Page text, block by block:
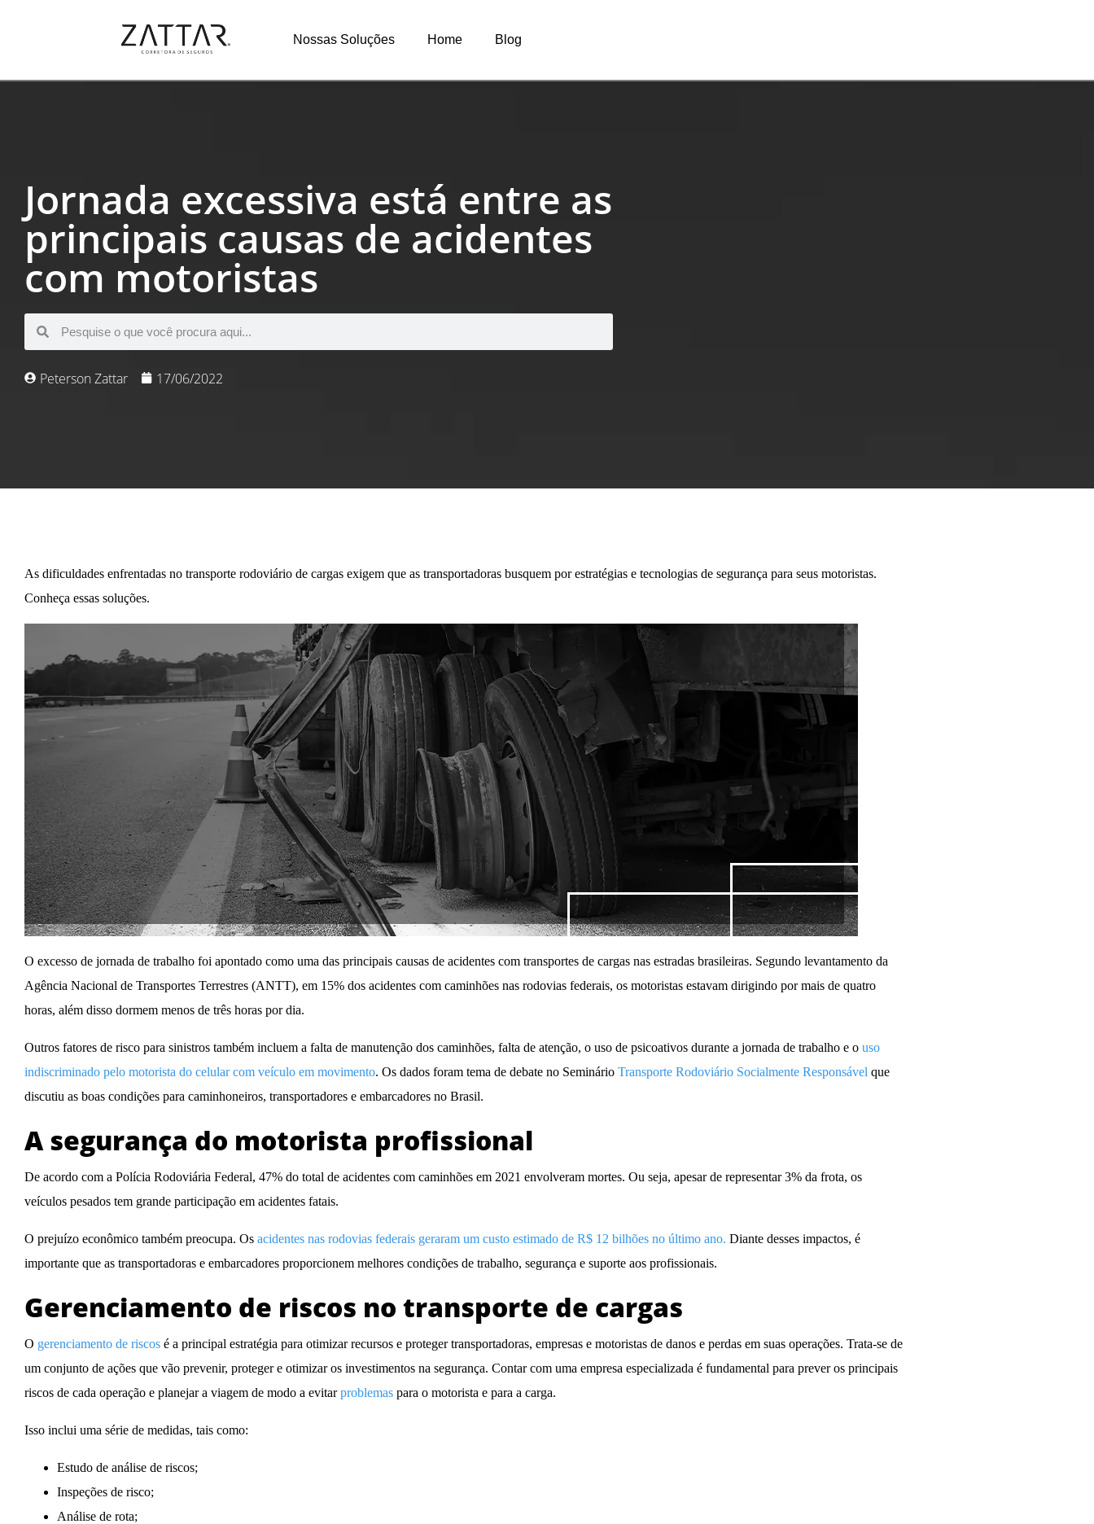
Nossas Soluções Home Blog
Jornada excessiva está entre as
principais causas de acidentes
com motoristas
Peterson Zattar 17/06/2022
As dificuldades enfrentadas no transporte rodoviário de cargas exigem que as transportadoras busquem porestratégias e tecnologias de segurança para seus motoristas.
Conheça essas soluções.
O excesso de jornada de trabalho foi apontado como uma das principais causas de acidentes com transportes de cargas nas estradas brasileiras. Segundo levantamento da
Agência Nacional de Transportes Terrestres (ANTT), em 15% dos acidentes com caminhões nas rodovias federais, os motoristas estavam dirigindo por mais de quatro
horas, além disso dormem menos de três horas por dia.
Outros fatores de risco para sinistros também incluem a falta de manutenção dos caminhões, falta de atenção, o uso de psicoativos durante a jornada de trabalho e o uso
indiscriminado pelo motorista do celular com veículo em movimento. Os dados foram tema de debate no Seminário Transporte Rodoviário Socialmente Responsável que
discutiu as boas condições para caminhoneiros, transportadores e embarcadores no Brasil.
A segurança do motorista profissional
De acordo com a Polícia Rodoviária Federal, 47% do total de acidentes com caminhões em 2021 envolveram mortes. Ou seja, apesar de representar 3% da frota, os
veículos pesados tem grande participação em acidentes fatais.
O prejuízo econômico também preocupa. Os acidentes nas rodovias federais geraram um custo estimado de R$ 12 bilhões no último ano. Diante desses impactos, é
importante que as transportadoras e embarcadores proporcionem melhores condições de trabalho, segurança e suporte aos profissionais.
Gerenciamento de riscos no transporte de cargas
O gerenciamento de riscos é a principal estratégia para otimizar recursos e proteger transportadoras, empresas e motoristas de danos e perdas em suas operações. Trata-se de
um conjunto de ações que vão prevenir, proteger e otimizar os investimentos na segurança. Contar com uma empresa especializada é fundamental para prever os principais
riscos de cada operação e planejar a viagem de modo a evitarproblemas para o motorista e para a carga.
Isso inclui uma série de medidas, tais como:
Estudo de análise de riscos;
Inspeções de risco;
Análise de rota;